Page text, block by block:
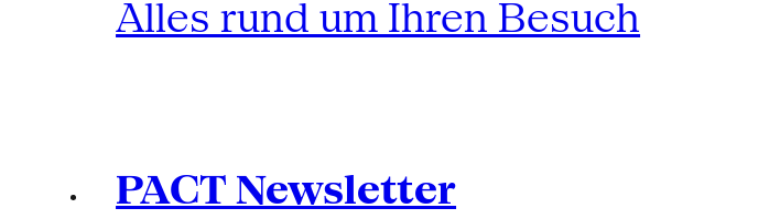
Alles rund um Ihren Besuch
PACT Newsletter